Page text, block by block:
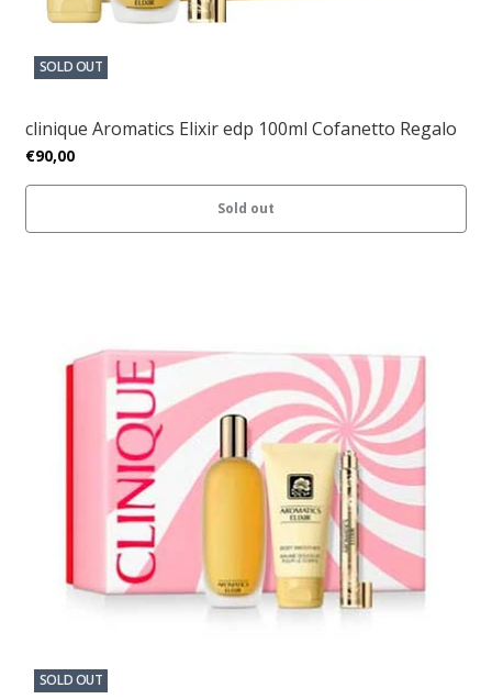
SOLD OUT
clinique Aromatics Elixir edp 100ml Cofanetto Regalo
€90,00
Sold out
SOLD OUT